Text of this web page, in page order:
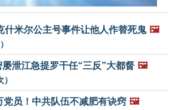
什米尔公主号事件让他人作替死鬼 🖼️
泄江急提罗干任“三反”大都督 🖼️
）
党员！中共队伍不减肥有诀窍 🖼️